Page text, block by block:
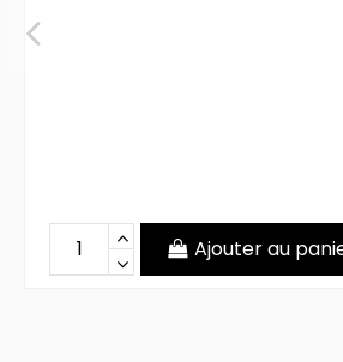
Ajouter au